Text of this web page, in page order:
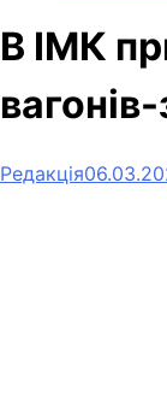
В ІМК
Редакція